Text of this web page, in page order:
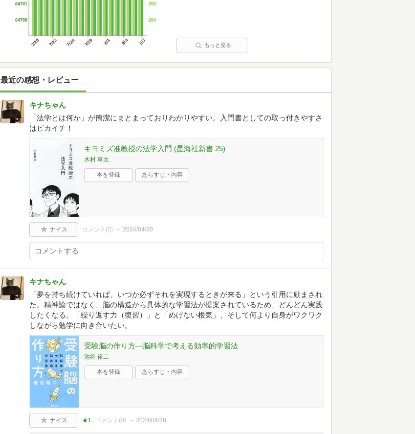
7/20 7/23 7/26 7/29 8/1 8/4 8/7
64780
64781
204
205
もっと見る
最近の感想・レビュー
キナちゃん
「法学とは何か」が簡潔にまとまっておりわかりやすい。入門書としての取っ付きやすさ
はピカイチ！
キヨミズ准教授の法学入門 (星海社新書 25)
木村 草太
本を登録 あらすじ・内容
ナイス コメント(0) 2024/04/30
キナちゃん
「夢を持ち続けていれば、いつか必ずそれを実現するときが来る」という引用に励まされ
た。精神論ではなく、脳の構造から具体的な学習法が提案されているため、どんどん実践
したくなる。「繰り返す力（復習）」と「めげない根気」、そして何より自身がワクワク
しながら勉学に向き合いたい。
受験脳の作り方―脳科学で考える効率的学習法
池谷 裕二
本を登録 あらすじ・内容
ナイス ★1 コメント(0) 2024/04/28